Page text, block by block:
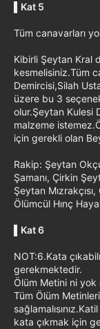
Kat 5
Tüm canavarları
Kibirli Şeytan Kral
kesmelisiniz.Tüm
Demircisi,Silah
üzere bu 3
olur.Şeytan Kulesi
malzeme
için gerekli olan
Rakip: Şeytan
Şamanı, Çirkin
Şeytan
Ölümcül Hınç
Kat 6
NOT:6.Kata
gerekmektedir.
Ölüm Metini ni yok
Tüm Ölüm
kata çıkmak için